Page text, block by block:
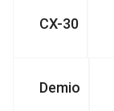
CX-30
Demio